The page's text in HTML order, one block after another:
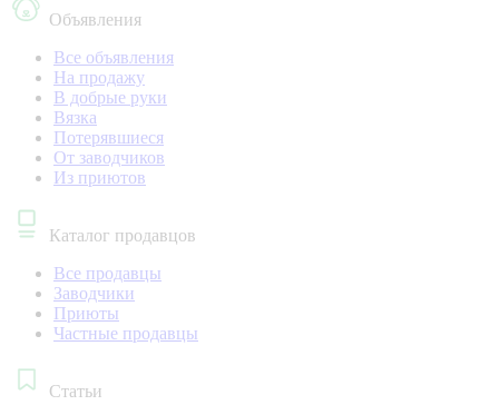
Объявления
Все объявления
На продажу
В добрые руки
Вязка
Потерявшиеся
От заводчиков
Из приютов
Каталог продавцов
Все продавцы
Заводчики
Приюты
Частные продавцы
Статьи